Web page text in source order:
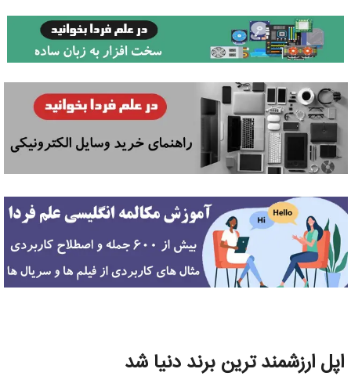
اپل ارزشمند ترین برند دنیا شد